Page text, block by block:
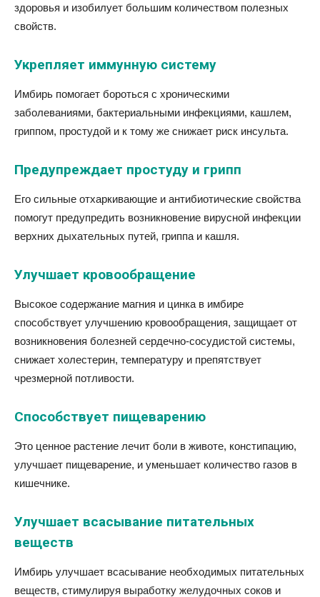
здоровья и изобилует большим количеством полезных
свойств.
Укрепляет иммунную систему
Имбирь помогает бороться с хроническими
заболеваниями, бактериальными инфекциями, кашлем,
гриппом, простудой и к тому же снижает риск инсульта.
Предупреждает простуду и грипп
Его сильные отхаркивающие и антибиотические свойства
помогут предупредить возникновение вирусной инфекции
верхних дыхательных путей, гриппа и кашля.
Улучшает кровообращение
Высокое содержание магния и цинка в имбире
способствует улучшению кровообращения, защищает от
возникновения болезней сердечно-сосудистой системы,
снижает холестерин, температуру и препятствует
чрезмерной потливости.
Способствует пищеварению
Это ценное растение лечит боли в животе, констипацию,
улучшает пищеварение, и уменьшает количество газов в
кишечнике.
Улучшает всасывание питательных
веществ
Имбирь улучшает всасывание необходимых питательных
веществ, стимулируя выработку желудочных соков и